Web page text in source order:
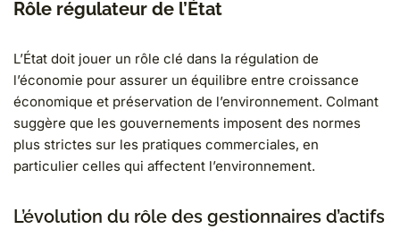
Rôle régulateur de l’État
L’État doit jouer un rôle clé dans la régulation de
l’économie pour assurer un équilibre entre croissance
économique et préservation de l’environnement. Colmant
suggère que les gouvernements imposent des normes
plus strictes sur les pratiques commerciales, en
particulier celles qui affectent l’environnement.
L’évolution du rôle des gestionnaires d’actifs